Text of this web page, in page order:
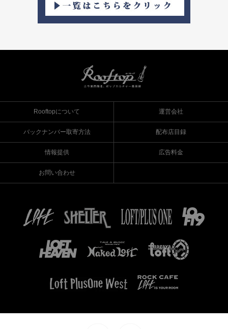
Rooftopについて 運営会社
バックナンバー取寄方法 配布店目録
情報提供 広告料金
お問い合わせ